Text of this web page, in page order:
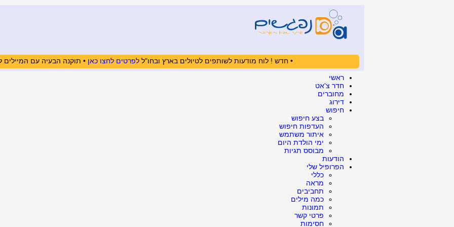
• חדש ! לוח מודעות לשותפים לטיולים בארץ ובחו"ללפרטים לחצו כאן • תוקנה הבעיה עם
ראשי
חדר צ'אט
מחוברים
דירוג
חיפוש
בצע חיפוש
העדפות חיפוש
איתור משתמש
ימי הולדת היום
מבוסס תגיות
הודעות
הפרופיל שלי
כללי
מראה
תחביבים
כמה מילים
תמונות
פרטי קשר
חסימות